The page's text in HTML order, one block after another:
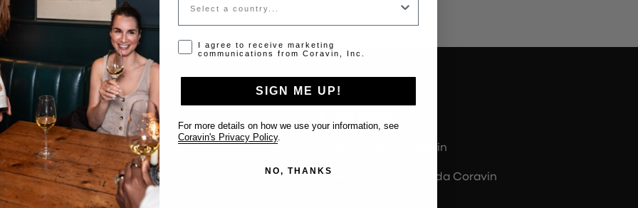
Supporto
Contattaci
Inserisci il tuo locale
FAQ’s
Informazioni su Coravin
Informazioni sulla Guida Coravin
Opt-in disclaimer
I agree to receive marketing
communications from Coravin, Inc.
SIGN ME UP!
For more details on how we use your information, see
Coravin's Privacy Policy
NO, THANKS